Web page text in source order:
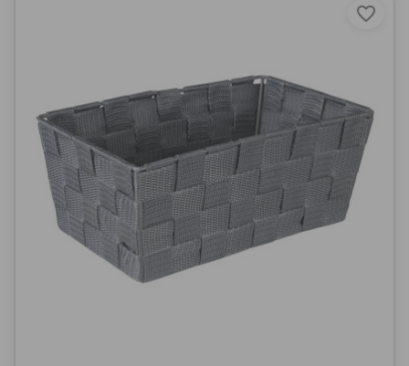
favorite_border